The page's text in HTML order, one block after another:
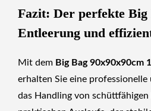
Fazit: Der perfekte Big
Entleerung und
Mit dem Big Bag 90x90x90cm
erhalten Sie eine
das Handling von